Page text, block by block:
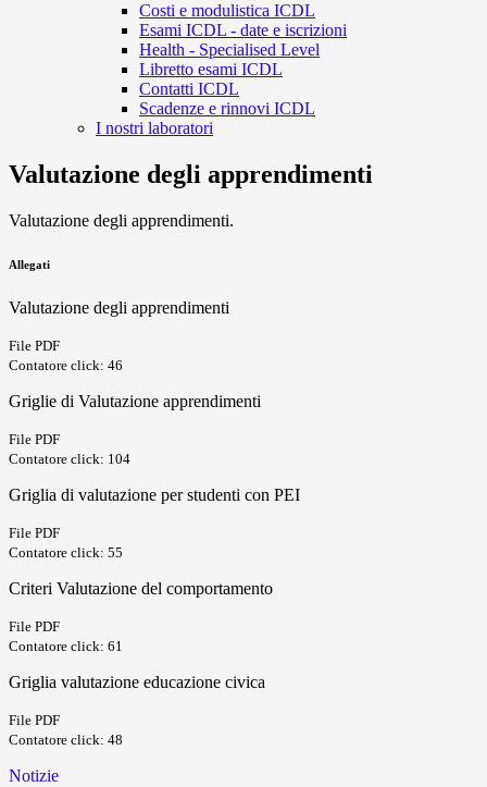
Costi e modulistica ICDL
Esami ICDL - date e iscrizioni
Health - Specialised Level
Libretto esami ICDL
Contatti ICDL
Scadenze e rinnovi ICDL
I nostri laboratori
Valutazione degli apprendimenti
Valutazione degli apprendimenti.
Allegati
Valutazione degli apprendimenti
File PDF
Contatore click: 46
Griglie di Valutazione apprendimenti
File PDF
Contatore click: 104
Griglia di valutazione per studenti con PEI
File PDF
Contatore click: 55
Criteri Valutazione del comportamento
File PDF
Contatore click: 61
Griglia valutazione educazione civica
File PDF
Contatore click: 48
Notizie